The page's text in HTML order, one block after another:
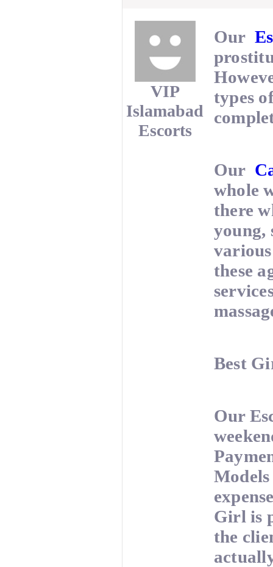
VIP
Islamabad
Escorts
Our
types
Our
whole
there
young,
various
these
Best
Our
Girl is
the